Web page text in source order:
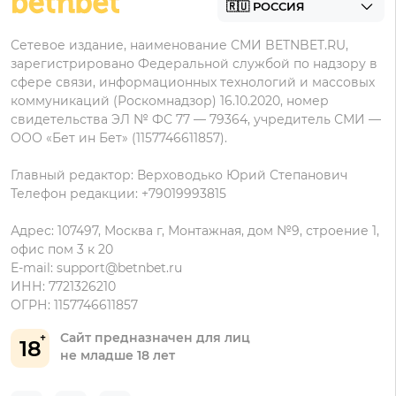
БК для ставок с мобильного
Фонбет на Андроид
Олимп на Андроид
данных
18
Сайт предназначен для лиц
не младше 18 лет
Сетевое издание, наименование СМИ BETNBET.RU,
зарегистрировано Федеральной службой по надзору в
сфере связи, информационных технологий и массовых
коммуникаций (Роскомнадзор) 16.10.2020, номер
свидетельства ЭЛ № ФС 77 — 79364, учредитель СМИ —
ООО «Бет ин Бет» (1157746611857).
Главный редактор: Верховодько Юрий Степанович
Телефон редакции: +79019993815
Адрес: 107497, Москва г, Монтажная, дом №9, строение 1,
офис пом 3 к 20
E-mail: support@betnbet.ru
ИНН: 7721326210
ОГРН: 1157746611857